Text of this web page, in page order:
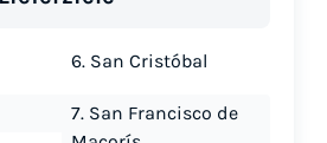
6. San Cristóbal
7. San Francisco de